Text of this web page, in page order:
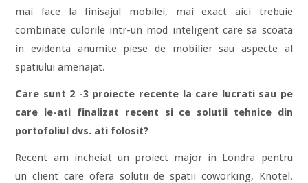
mai face la finisajul mobilei, mai exact aici trebuie
combinate culorile intr-un mod inteligent care sa scoata
in evidenta anumite piese de mobilier sau aspecte al
spatiului amenajat.
Care sunt 2 -3 proiecte recente la care lucrati sau pe
care le-ati finalizat recent si ce solutii tehnice din
portofoliul dvs. ati folosit?
Recent am incheiat un proiect major in Londra pentru
un client care ofera solutii de spatii coworking, Knotel.